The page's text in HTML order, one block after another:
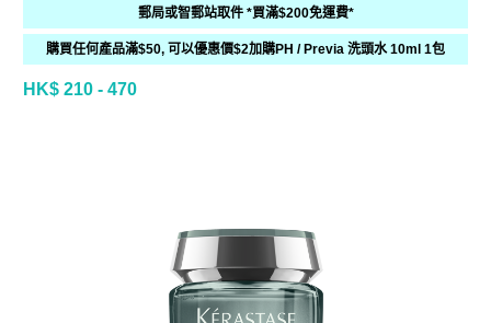
郵局或智郵站取件 *買滿$200免運費*
購買任何產品滿$50, 可以優惠價$2加購PH / Previa 洗頭水 10ml 1包
HK$ 210 - 470